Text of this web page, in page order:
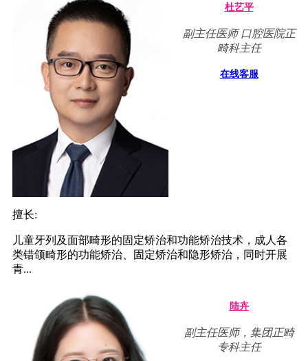
杜艺平
副主任医师 口腔医院正
畸科主任
在线客服
擅长:
儿童牙列及面部畸形的固定矫治和功能矫治技术，成人各
类错颌畸形的功能矫治、固定矫治和隐形矫治，同时开展
青...
陆卉
副主任医师，集团正畸
专科主任